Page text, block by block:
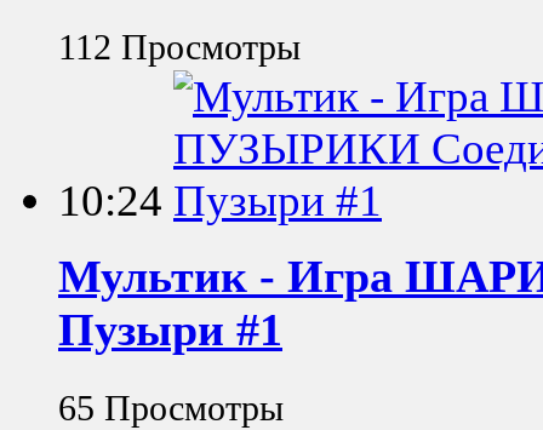
112 Просмотры
10:24
Мультик - Игра
Пузыри #1
65 Просмотры